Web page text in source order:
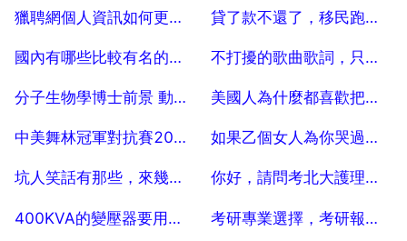
2025-07-19 2025-07-19
獵聘網個人資訊如何更改，獵聘網註冊後如何更改資訊
2025-07-19
貸了款不還了，移民跑了可以嗎？
2025-07-19
國內有哪些比較有名的量化投資的嗎？謝謝了。
2025-07-19
不打擾的歌曲歌詞，只關注，不打擾 歌詞
2025-07-19
分子生物學博士前景 動物分子生物學博士就業前景和出路
2025-07-19
美國人為什麼都喜歡把遺產捐給慈善
2025-07-19
中美舞林冠軍對抗賽2015中國隊名單
2025-07-19
如果乙個女人為你哭過，這代表著什麼？
2025-07-19
坑人笑話有那些，來幾個坑人的笑話。越多越好。謝謝了
2025-07-19
你好，請問考北大護理專業的研究生難不難？
2025-07-19
400KVA的變壓器要用到多少度才能不被罰款 考研專業選擇，考研報考專業該咋選擇啊？